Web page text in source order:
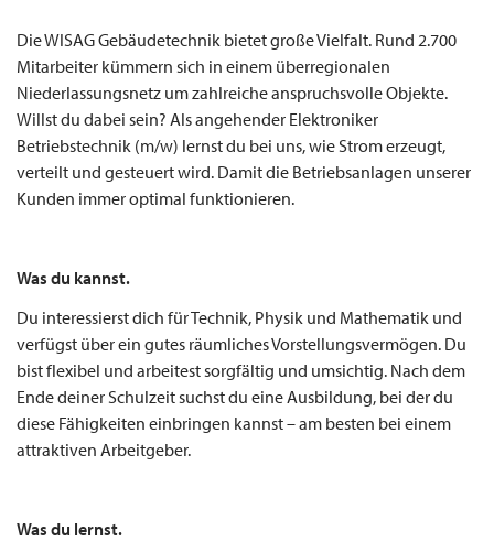
Die WISAG Gebäudetechnik bietet große Vielfalt. Rund 2.700
Mitarbeiter kümmern sich in einem überregionalen
Niederlassungsnetz um zahlreiche anspruchsvolle Objekte.
Willst du dabei sein? Als angehender Elektroniker
Betriebstechnik (m/w) lernst du bei uns, wie Strom erzeugt,
verteilt und gesteuert wird. Damit die Betriebsanlagen unserer
Kunden immer optimal funktionieren.
Was du kannst.
Du interessierst dich für Technik, Physik und Mathematik und
verfügst über ein gutes räumliches Vorstellungsvermögen. Du
bist flexibel und arbeitest sorgfältig und umsichtig. Nach dem
Ende deiner Schulzeit suchst du eine Ausbildung, bei der du
diese Fähigkeiten einbringen kannst – am besten bei einem
attraktiven Arbeitgeber.
Was du lernst.